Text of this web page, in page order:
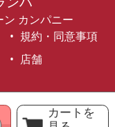
カートを
カンパニー
規約・同意事項
店舗
Reserved.